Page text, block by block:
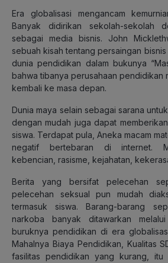
Era globalisasi mengancam
Banyak didirikan sekolah-sekolah
sebagai media bisnis. John
sebuah kisah tentang persaingan
dunia pendidikan dalam bukunya
bahwa tibanya perusahaan pendidikan
kembali ke masa depan.
Dunia maya selain sebagai sarana
dengan mudah juga dapat
siswa. Terdapat pula, Aneka macam
negatif bertebaran di internet.
kebencian, rasisme, kejahatan,
Berita yang bersifat pelecehan
pelecehan seksual pun mudah
termasuk siswa. Barang-barang
narkoba banyak ditawarkan
buruknya pendidikan di era
Mahalnya Biaya Pendidikan, Kualitas
fasilitas pendidikan yang kurang, itu